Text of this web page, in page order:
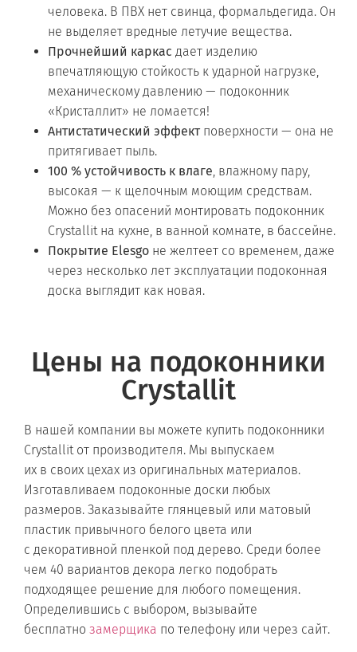
человека. В ПВХ нет свинца, формальдегида. Он
не выделяет вредные летучие вещества.
Прочнейший каркас дает изделию
впечатляющую стойкость к ударной нагрузке,
механическому давлению — подоконник
«Кристаллит» не ломается!
Антистатический эффектповерхности — она не
притягивает пыль.
100 % устойчивость к влаге , влажному пару,
высокая — к щелочным моющим средствам.
Можно без опасений монтировать подоконник
Crystallit на кухне, в ванной комнате, в бассейне.
Покрытие Elesgo не желтеет со временем, даже
через несколько лет эксплуатации подоконная
доска выглядит как новая.
Цены на подоконники
Crystallit
В нашей компании вы можете купить подоконники
Crystallit от производителя. Мы выпускаем
их в своих цехах из оригинальных материалов.
Изготавливаем подоконные доски любых
размеров. Заказывайте глянцевый или матовый
пластик привычного белого цвета или
с декоративной пленкой под дерево. Среди более
чем 40 вариантов декора легко подобрать
подходящее решение для любого помещения.
Определившись с выбором, вызывайте
бесплатно замерщика по телефону или через сайт.